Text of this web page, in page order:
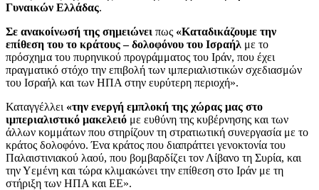
Γυναικών Ελλάδας.
Σε ανακοίνωσή της σημειώνει πως «Καταδικάζουμε την
επίθεση του το κράτους – δολοφόνου του Ισραήλ με το
πρόσχημα του πυρηνικού προγράμματος του Ιράν, που έχει
πραγματικό στόχο την επιβολή των ιμπεριαλιστικών σχεδιασμών
του Ισραήλ και των ΗΠΑ στην ευρύτερη περιοχή».
Καταγγέλλει «την ενεργή εμπλοκή της χώρας μας στο
ιμπεριαλιστικό μακελειό με ευθύνη της κυβέρνησης και των
άλλων κομμάτων που στηρίζουν τη στρατιωτική συνεργασία με το
κράτος δολοφόνο. Ένα κράτος που διαπράττει γενοκτονία του
Παλαιστινιακού λαού, που βομβαρδίζει τον Λίβανο τη Συρία, και
την Υεμένη και τώρα κλιμακώνει την επίθεση στο Ιράν με τη
στήριξη των ΗΠΑ και ΕΕ».